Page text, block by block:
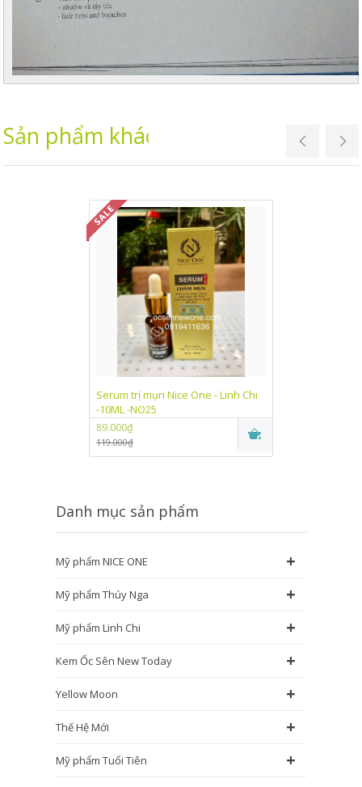
Sản phẩm khác
Serum trị mụn Nice One - Linh Chi
-10ML -NO25
89.000₫
119.000₫
Danh mục sản phẩm
Mỹ phẩm NICE ONE +
Mỹ phẩm Thúy Nga +
Mỹ phẩm Linh Chi +
Kem Ốc Sên New Today +
Yellow Moon +
Thế Hệ Mới +
Mỹ phẩm Tuổi Tiên +